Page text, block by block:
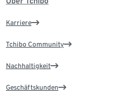
Karriere
Tchibo Community
Nachhaltigkeit
Geschäftskunden